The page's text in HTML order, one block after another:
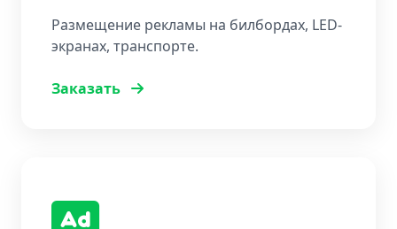
Размещение рекламы на билбордах, LED-
экранах, транспорте.
Заказать